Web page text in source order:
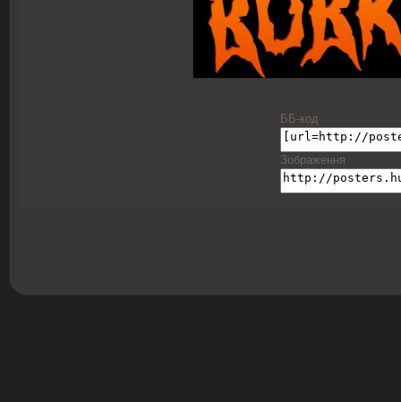
ББ-код
Зображення